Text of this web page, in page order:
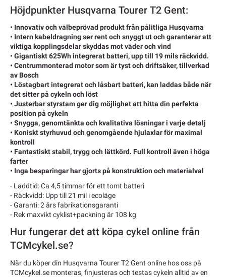
Höjdpunkter Husqvarna Tourer T2 Gent:
• Innovativ och välbeprövad produkt från pålitliga Husqvarna
• Intern kabeldragning ser rent och snyggt ut och garanterar att
viktiga kopplingsdelar skyddas mot väder och vind
• Gigantiskt 625Wh integrerat batteri, upp till 19 mils räckvidd.
• Centrummonterad motor som är tyst och driftsäker, tillverkad
av Bosch
• Löstagbart integrerat och låsbart batteri, kan laddas både när
det sitter på cykeln och löst
• Justerbar styrstam ger dig möjlighet att hitta din perfekta
position på cykeln
• Snygga, genomtänkta och kvalitativa lösningar i varje detalj
• Koniskt styrhuvud och genomgående hjulaxlar för maximal
kontroll
• Fantastiskt stabil, trygg och lättkörd. Full kontroll även i höga
farter
• Inga besparingar har gjorts på konstruktion och materialval
- Laddtid: Ca 4,5 timmar för ett tomt batteri
- Räckvidd: Upp till 21 mil i ecoläge
- Garanti: 2 års fabrikationsgaranti
- Rek maxvikt cyklist+packning är 108 kg
Hur fungerar det att köpa cykel online från
TCMcykel.se?
När du köper din Husqvarna Tourer T2 Gent online hos oss på
TCMcykel.se monteras, finjusteras och testas cykeln alltid av en